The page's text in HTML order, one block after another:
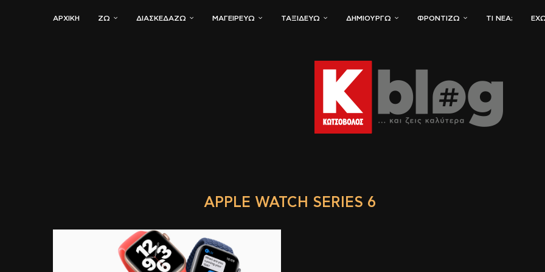
ΑΡΧΙΚΗ ΖΏ ΔΙΑΣΚΕΔΆΖΩ ΜΑΓΕΙΡΕΎΩ ΤΑΞΙΔΕΎΩ ΔΗΜΙΟΥΡΓΏ ΦΡΟΝΤΊΖΩ ΤΙ ΝΈΑ;
APPLE WATCH SERIES 6